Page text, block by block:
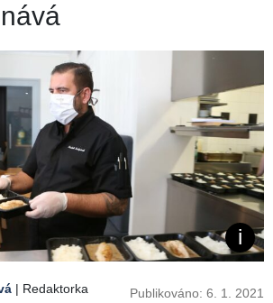
| Redaktorka
Publikováno: 6. 1. 2021